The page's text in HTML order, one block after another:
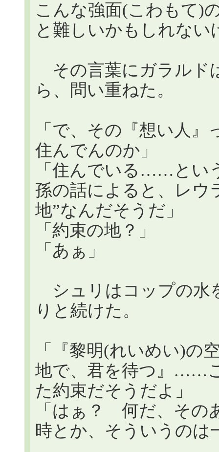
こんな強面(こわもて)
と難しいかもしれない
その言葉にガラルド
ら、問い重ねた。
「で、その『想い人
住んでんのか」
「住んでいる……とい
孫の話によると、レウ
地”なんだそうだ」
「約束の地？」
「あぁ」
シュリはコップの水
りと続けた。
「『黎明(れいめい)の
地で、君を待つ』……
た約束だそうだよ」
「はぁ？ 何だ、その
時とか、そういうのは